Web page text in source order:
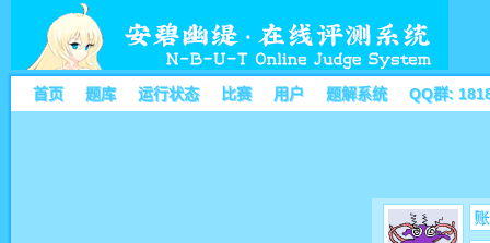
首页 题库 运行状态 比赛 用户 题解系统 QQ群: